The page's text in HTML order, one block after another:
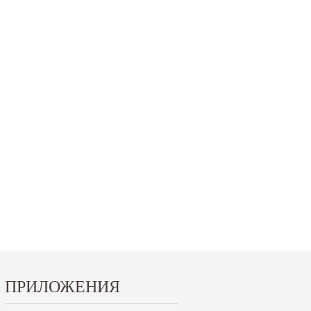
ПРИЛОЖЕНИЯ